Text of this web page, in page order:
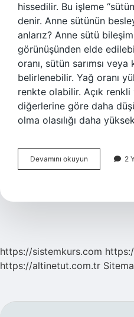
hissedilir. Bu işleme
denir. Anne sütünün
anlarız? Anne sütü
görünüşünden elde
oranı, sütün sarımsı
belirlenebilir. Yağ oranı
renkte olabilir. Açık renkli
diğerlerine göre daha
olma olasılığı daha
Devamını okuyun
Sütünün
Nasıl
2
https://sistemkurs.com
https://altinetut.com.tr